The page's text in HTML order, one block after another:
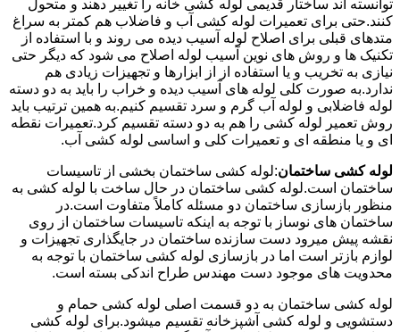
توانسته اند ساختار قدیمی لوله کشی خانه را تغییر دهند و متحول
کنند.حتی برای تعمیرات لوله کشی آب و فاضلاب هم کمتر به سراغ
متدهای قبلی برای اصلاح لوله آسیب دیده می روند و با استفاده از
تکنیک ها و روش های نوین آسیب لوله اصلاح می شود که دیگر حتی
نیازی به تخریب و یا استفاده از از ابزارها و تجهیزات زیادی هم
ندارد.به صورت کلی لوله های آسیب دیده و خراب را باید به دو دسته
لوله فاضلابی و لوله آب گرم و سرد تقسیم کنیم.به همین ترتیب باید
روش تعمیر لوله کشی را هم به دو دسته تقسیم کرد.تعمیرات نقطه
ای و یا منطقه ای و تعمیرات کلی و اساسی لوله کشی آب.
لوله کشی ساختمان:لوله کشی ساختمان بخشی از تاسیسات
ساختمان است.لوله کشی ساختمان در حال ساخت با لوله کشی به
منظور بازسازی ساختمان دو مسئله کاملاً متفاوت است.در
ساختمان های نوساز با توجه به اینکه تاسیسات ساختمان از روی
نقشه پیش میرود دست سازنده ساختمان در جایگذاری تجهیزات و
لوازم بازتر است اما در بازسازی لوله کشی ساختمان با توجه به
محدویت های موجود دست مهندس طراح اندکی بسته است.
لوله کشی ساختمان به دو قسمت اصلی لوله کشی حمام و
دستشویی و لوله کشی آشپزخانه تقسیم میشود.برای لوله کشی